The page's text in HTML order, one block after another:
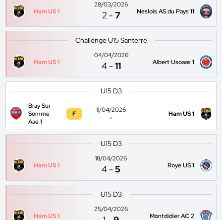
Ham US 1
28/03/2026
2 -7 Neslois AS du Pays 11
Challenge U15 Santerre
Ham US 1
04/04/2026
4 -11 Albert Usoaas 1
U15 D3
Bray Sur
Somme
Aae 1
F
11/04/2026
-
Ham US 1
U15 D3
Ham US 1
18/04/2026
4 -5 Roye US 1
U15 D3
Ham US 1
25/04/2026
Montdidier AC 2